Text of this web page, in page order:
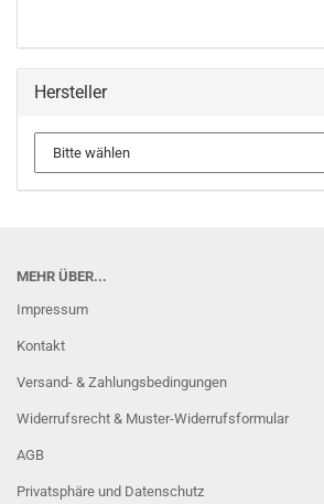
Hersteller
MEHR ÜBER...
Impressum
Kontakt
Versand- & Zahlungsbedingungen
Widerrufsrecht & Muster-Widerrufsformular
AGB
Privatsphäre und Datenschutz